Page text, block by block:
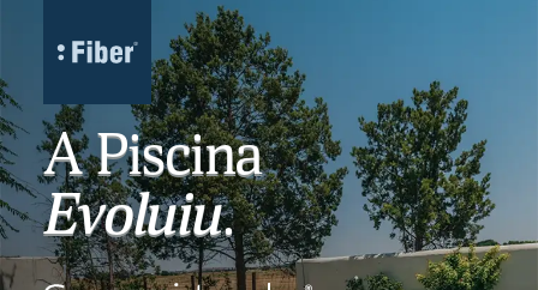
Piscina Granitada® — Fiber
A Piscina
Evoluiu.